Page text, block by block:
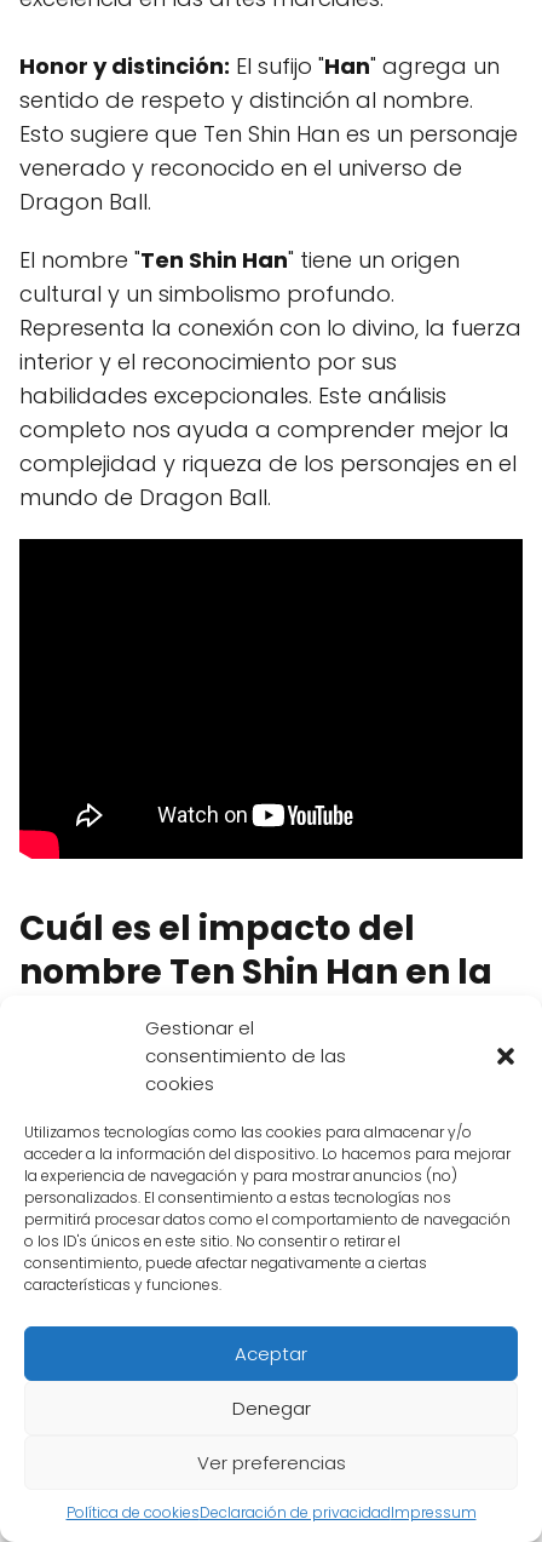
Gestionar el
consentimiento de las
cookies
Utilizamos tecnologías como las cookies para almacenar y/o
acceder a la información del dispositivo. Lo hacemos para mejorar
la experiencia de navegación y para mostrar anuncios (no)
personalizados. El consentimiento a estas tecnologías nos
permitirá procesar datos como el comportamiento de navegación
o los ID's únicos en este sitio. No consentir o retirar el
consentimiento, puede afectar negativamente a ciertas
características y funciones.
Aceptar
Denegar
Ver preferencias
Política de cookiesDeclaración de privacidadImpressum
Honor y distinción: El sufijo "Han" agrega un
sentido de respeto y distinción al nombre.
Esto sugiere que Ten Shin Han es un personaje
venerado y reconocido en el universo de
Dragon Ball.
El nombre "Ten Shin Han" tiene un origen
cultural y un simbolismo profundo.
Representa la conexión con lo divino, la fuerza
interior y el reconocimiento por sus
habilidades excepcionales. Este análisis
completo nos ayuda a comprender mejor la
complejidad y riqueza de los personajes en el
mundo de Dragon Ball.
Cuál es el impacto del
nombre Ten Shin Han en la
popularidad del personaje
El nombre de un personaje puede tener un
es percibido por los fanáticos. En el caso de
Ten Shin Han, su nombre es de particular
importancia debido a su origen y al
simbolismo que representa.
Ten Shin Han
famoso manga y anime Dragon Ball, creado
por Akira Toriyama. Su nombre es una
combinación de tres términos chinos: "
"verdadero" o "divino"; y "Han", que es un
apellido chino común.